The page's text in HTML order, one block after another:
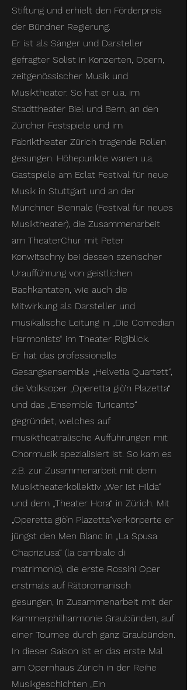
Stiftung und erhielt den Förderpreis
der Bündner Regierung.
Er ist als Sänger und Darsteller
gefragter Solist in Konzerten, Opern,
zeitgenössischer Musik und
Musiktheater. So hat er u.a. im
Stadttheater Biel und Bern, an den
Zürcher Festspiele und im
Fabriktheater Zürich tragende Rollen
gesungen. Höhepunkte waren u.a.
Gastspiele am Eclat Festival für neue
Musik in Stuttgart und an der
Münchner Biennale (Festival für neues
Musiktheater), die Zusammenarbeit
am TheaterChur mit Peter
Konwitschny bei dessen szenischer
Uraufführung von geistlichen
Bachkantaten, wie auch die
Mitwirkung als Darsteller und
musikalische Leitung in „Die Comedian
Harmonists“ im Theater Rigiblick.
Er hat das professionelle
Gesangsensemble „Helvetia Quartett“,
die Volksoper „Operetta giò’n Plazetta“
und das „Ensemble Turicanto“
gegründet, welches auf
musiktheatralische Aufführungen mit
Chormusik spezialisiert ist. So kam es
z.B. zur Zusammenarbeit mit dem
Musiktheaterkollektiv „Wer ist Hilda“
und dem „Theater Hora“ in Zürich. Mit
„Operetta giò’n Plazetta“verkörperte er
jüngst den Men Blanc in „La Spusa
Chapriziusa“ (la cambiale di
matrimonio), die erste Rossini Oper
erstmals auf Rätoromanisch
gesungen, in Zusammenarbeit mit der
Kammerphilharmonie Graubünden, auf
einer Tournee durch ganz Graubünden.
In dieser Saison ist er das erste Mal
am Opernhaus Zürich in der Reihe
Musikgeschichten „Ein